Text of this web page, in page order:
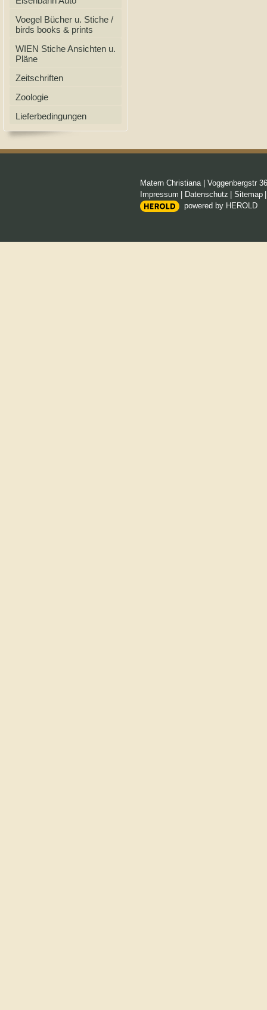
Voegel Bücher u. Stiche /
birds books & prints
WIEN Stiche Ansichten u.
Pläne
Zeitschriften
Zoologie
Lieferbedingungen
Matern Christiana| Voggenbergstr 36
Impressum
Datenschutz Sitemap
powered by HEROLD